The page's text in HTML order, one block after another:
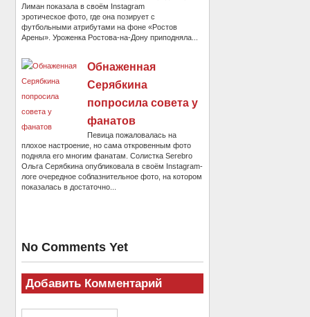
Лиман показала в своём Instagram
эротическое фото, где она позирует с
футбольными атрибутами на фоне «Ростов
Арены». Уроженка Ростова-на-Дону приподняла...
Обнаженная
Серябкина
попросила совета у
фанатов
Певица пожаловалась на
плохое настроение, но сама откровенным фото
подняла его многим фанатам. Солистка Serebro
Ольга Серябкина опубликовала в своём Instagram-
логе очередное соблазнительное фото, на котором
показалась в достаточно...
No Comments Yet
Добавить Комментарий